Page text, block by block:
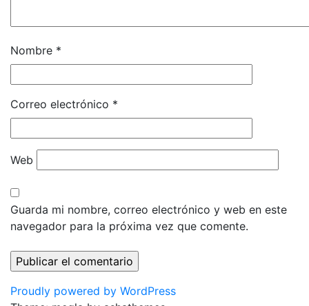
Nombre *
Correo electrónico *
Web
Guarda mi nombre, correo electrónico y web en este
navegador para la próxima vez que comente.
Proudly powered by WordPress